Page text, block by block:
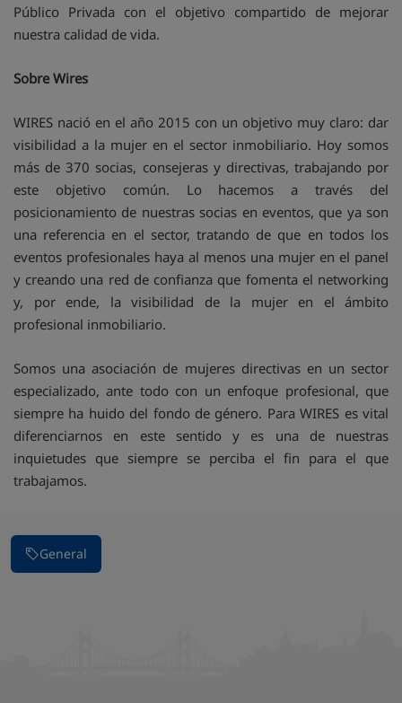
Público Privada con el objetivo compartido de mejorar
nuestra calidad de vida.
Sobre Wires
WIRES nació en el año 2015 con un objetivo muy claro: dar
visibilidad a la mujer en el sector inmobiliario. Hoy somos
más de 370 socias, consejeras y directivas, trabajando por
este objetivo común. Lo hacemos a través del
posicionamiento de nuestras socias en eventos, que ya son
una referencia en el sector, tratando de que en todos los
eventos profesionales haya al menos una mujer en el panel
y creando una red de confianza que fomenta el networking
y, por ende, la visibilidad de la mujer en el ámbito
profesional inmobiliario.
Somos una asociación de mujeres directivas en un sector
especializado, ante todo con un enfoque profesional, que
siempre ha huido del fondo de género. Para WIRES es vital
diferenciarnos en este sentido y es una de nuestras
inquietudes que siempre se perciba el fin para el que
trabajamos.
General